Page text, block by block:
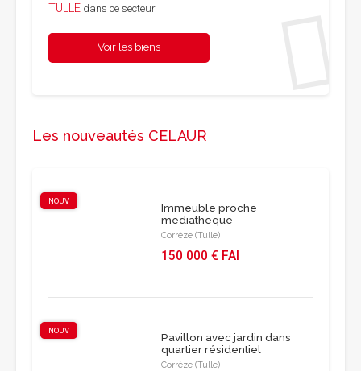
TULLE dans ce secteur.
Voir les biens
Les nouveautés CELAUR
NOUV
Immeuble proche
mediatheque
Corrèze (Tulle)
150 000 € FAI
NOUV
Pavillon avec jardin dans
quartier résidentiel
Corrèze (Tulle)